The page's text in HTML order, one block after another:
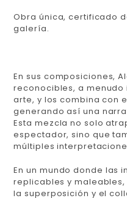
Obra única, certificado
galería.
En sus composiciones,
reconocibles, a
arte, y los combina con
generando así una
Esta mezcla no solo
espectador, sino que
múltiples
En un mundo donde las
replicables y
la superposición y el